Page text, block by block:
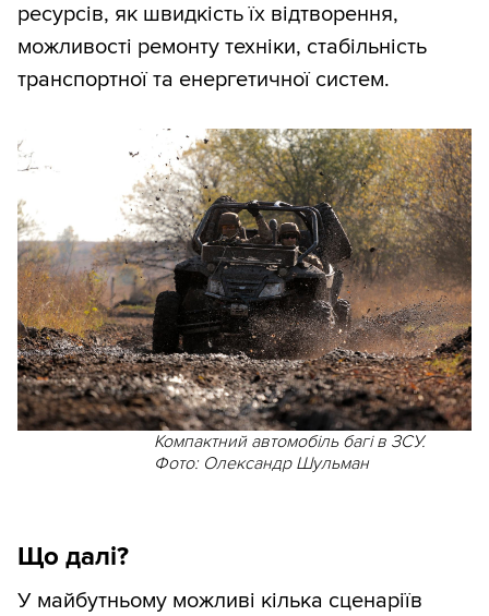
ресурсів, як швидкість їх відтворення,
можливості ремонту техніки, стабільність
транспортної та енергетичної систем.
Компактний автомобіль багі в ЗСУ.
Фото: Олександр Шульман
Що далі?
У майбутньому можливі кілька сценаріїв